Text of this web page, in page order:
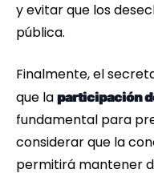
y evitar que los
pública.
Finalmente, el
que la participación
fundamental para
considerar que la
permitirá mantener